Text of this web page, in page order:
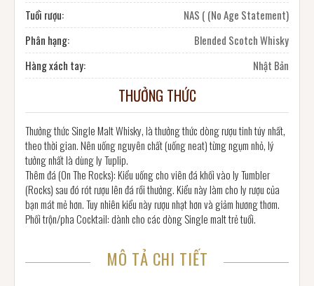
Tuổi rượu:
NAS ( (No Age Statement)
Phân hạng:
Blended Scotch Whisky
Hàng xách tay:
Nhật Bản
THƯỞNG THỨC
Thưởng thức Single Malt Whisky, là thưởng thức dòng rượu tinh túy nhất,
theo thời gian. Nên uống nguyên chất (uống neat) từng ngụm nhỏ, lý
tưởng nhất là dùng ly Tuplip.
Thêm đá (On The Rocks): Kiểu uống cho viên đá khối vào ly Tumbler
(Rocks) sau đó rót rượu lên đá rồi thưởng. Kiểu này làm cho ly rượu của
bạn mát mẻ hơn. Tuy nhiên kiểu này rượu nhạt hơn và giảm hương thơm.
Phối trộn/pha Cocktail: dành cho các dòng Single malt trẻ tuổi.
MÔ TẢ CHI TIẾT